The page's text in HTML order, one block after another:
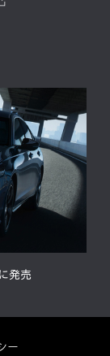
発売
ー